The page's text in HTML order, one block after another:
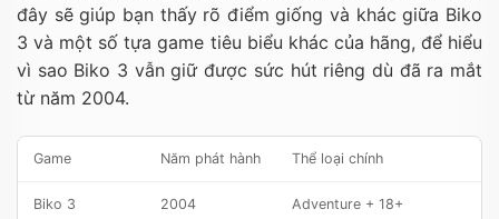
đây sẽ giúp bạn thấy rõ điểm giống và khác giữa Biko
3 và một số tựa game tiêu biểu khác của hãng, để hiểu
vì sao Biko 3 vẫn giữ được sức hút riêng dù đã ra mắt
từ năm 2004.
Game Năm phát hành Thể loại chính
Biko 3 2004 Adventure + 18+